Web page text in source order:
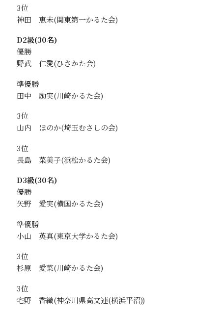
3位
神田 恵未
D2級(30名)
優勝
野武 仁愛
準優勝
田中 励実
3位
山内 ほのか
3位
長島 菜美子
D3級(30名)
優勝
矢野 愛実
準優勝
小山 英真
3位
杉原 愛菜
3位
宅野 香織